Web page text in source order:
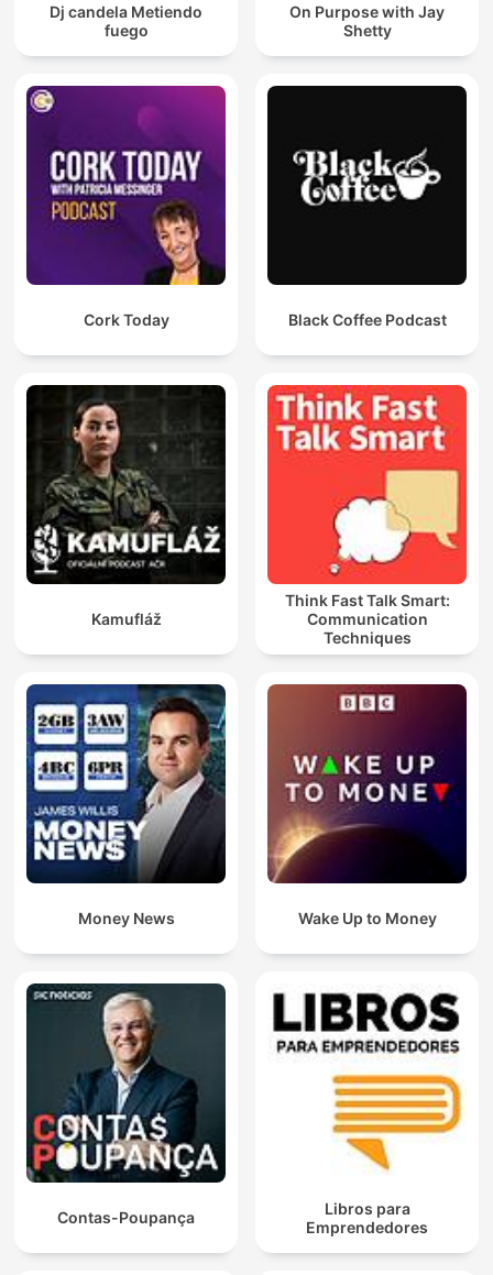
Dj candela Metiendo
fuego
On Purpose with Jay
Shetty
Cork Today Black Coffee Podcast
Kamufláž
Think Fast Talk Smart:
Communication
Techniques
Money News Wake Up to Money
Contas-Poupança
Libros para
Emprendedores